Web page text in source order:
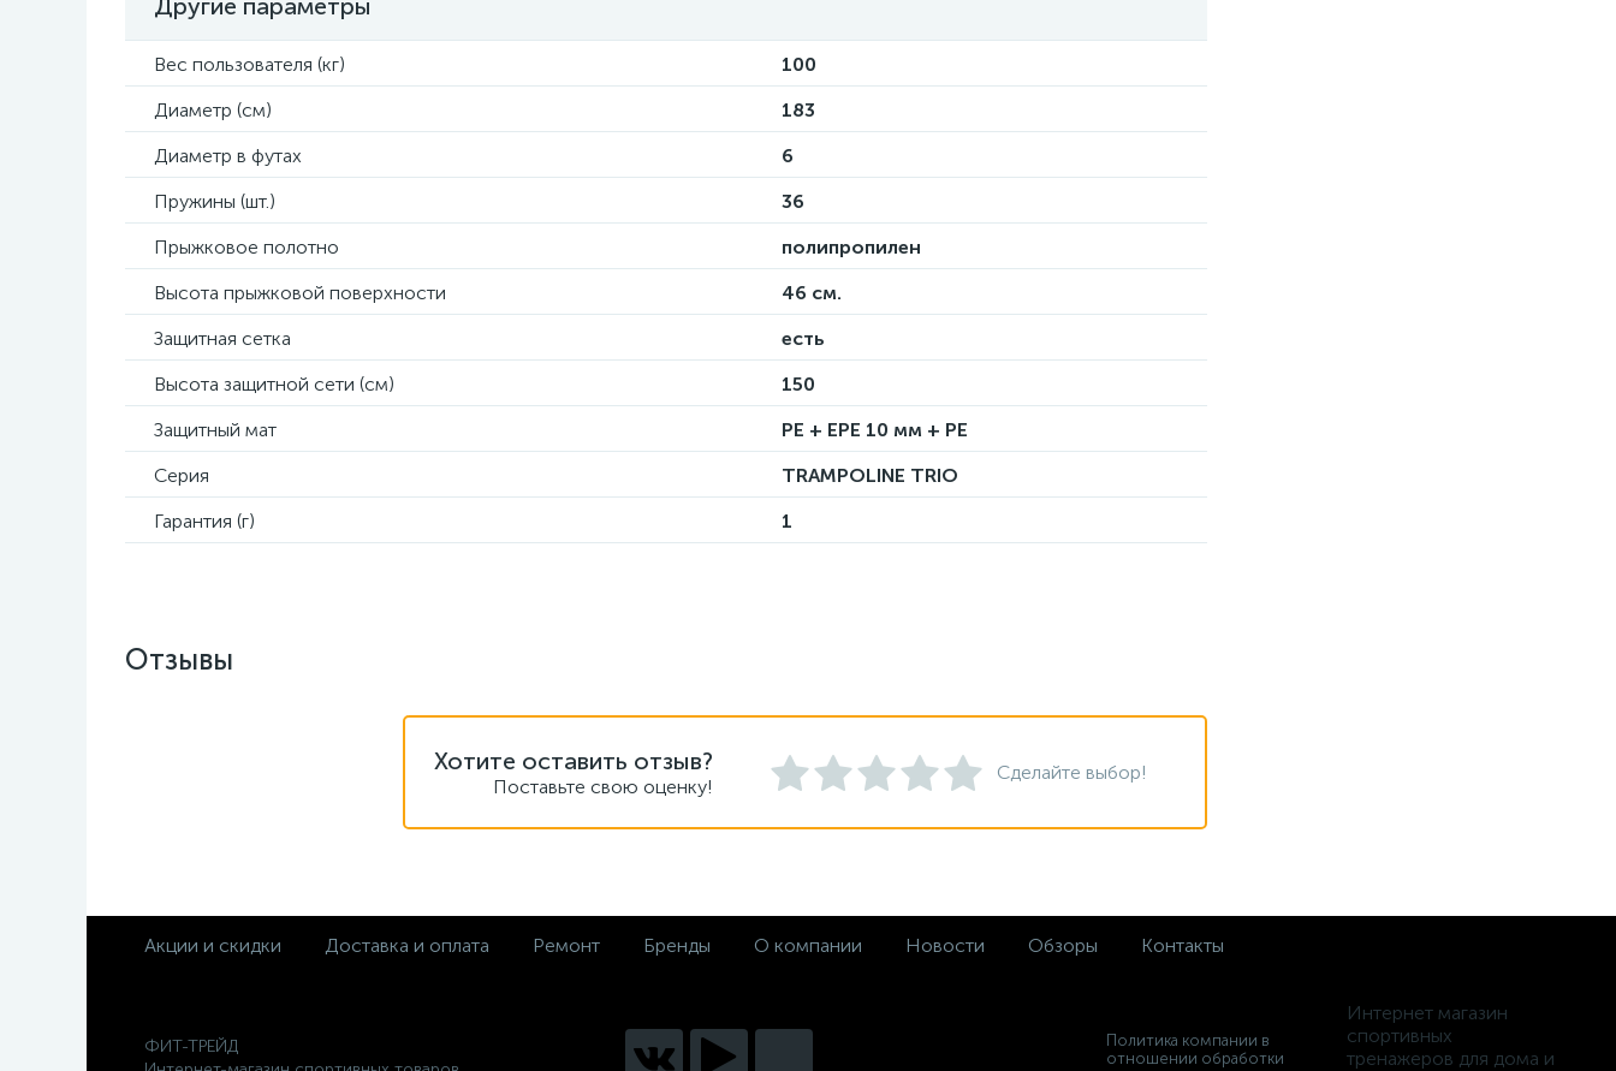
Другие параметры
Вес пользователя (кг)
100
Диаметр (см)
183
Диаметр в футах
6
Пружины (шт.)
36
Прыжковое полотно
полипропилен
Высота прыжковой поверхности
46 см.
Защитная сетка
есть
Высота защитной сети (см)
150
Защитный мат
PE + EPE 10 мм + PE
Серия
TRAMPOLINE TRIO
Гарантия (г)
1
Отзывы
Хотите оставить отзыв?
Поставьте свою оценку!
Сделайте выбор!
Акции и скидки Доставка и оплата Ремонт Бренды О компании Новости Обзоры Контакты
ФИТ-ТРЕЙД
Политика компании в
отношении обработки
Интернет магазин
спортивных
тренажеров для дома и